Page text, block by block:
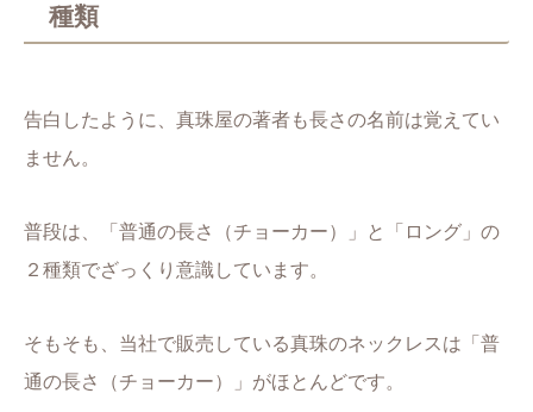
種類
告白したように、真珠屋の著者も長さの名前は覚えてい
ません。
普段は、「普通の長さ（チョーカー）」と「ロング」の
２種類でざっくり意識しています。
そもそも、当社で販売している真珠のネックレスは「普
通の長さ（チョーカー）」がほとんどです。